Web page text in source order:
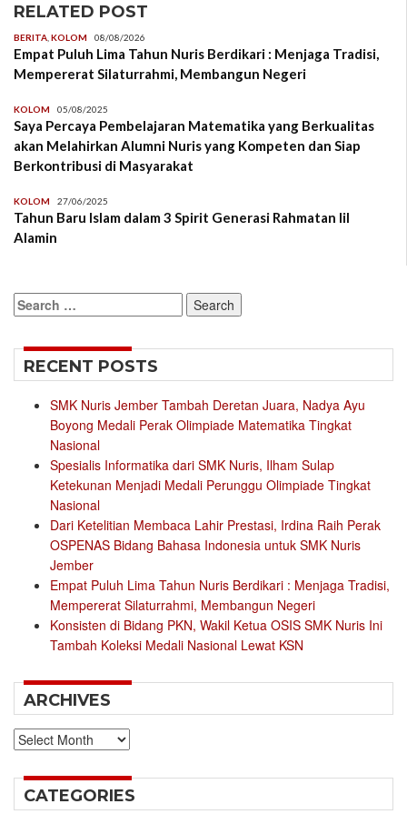
RELATED POST
BERITA KOLOM 08/08/2026
Empat Puluh Lima Tahun Nuris Berdikari : Menjaga Tradisi,
Mempererat Silaturrahmi, Membangun Negeri
KOLOM 05/08/2025
Saya Percaya Pembelajaran Matematika yang Berkualitas
akan Melahirkan Alumni Nuris yang Kompeten dan Siap
Berkontribusi di Masyarakat
KOLOM 27/06/2025
Tahun Baru Islam dalam 3 Spirit Generasi Rahmatan lil
Alamin
Search
for:
RECENT POSTS
SMK Nuris Jember Tambah Deretan Juara, Nadya Ayu
Boyong Medali Perak Olimpiade Matematika Tingkat
Nasional
Spesialis Informatika dari SMK Nuris, Ilham Sulap
Ketekunan Menjadi Medali Perunggu Olimpiade Tingkat
Nasional
Dari Ketelitian Membaca Lahir Prestasi, Irdina Raih Perak
OSPENAS Bidang Bahasa Indonesia untuk SMK Nuris
Jember
Empat Puluh Lima Tahun Nuris Berdikari : Menjaga Tradisi,
Mempererat Silaturrahmi, Membangun Negeri
Konsisten di Bidang PKN, Wakil Ketua OSIS SMK Nuris Ini
Tambah Koleksi Medali Nasional Lewat KSN
ARCHIVES
Archives
CATEGORIES